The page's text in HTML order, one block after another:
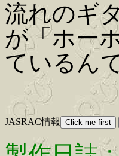
流れのギ
が「ホー
ているん
JASRAC情報